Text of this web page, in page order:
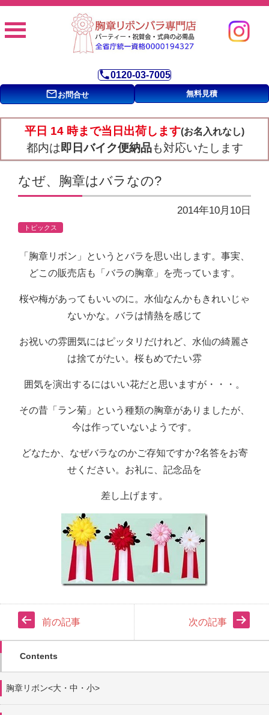
phone0120-03-7005
mail_outlineお問合せ 無料見積
平日 14 時まで当日出荷します(お名入れなし)
都内は即日バイク便納品も対応いたします
なぜ、胸章はバラなの?
2014年10月10日
トピックス
「胸章リボン」というとバラを思い出します。事実、
どこの販売店も「バラの胸章」を売っています。
桜や梅があってもいいのに。水仙なんかもきれいじゃ
ないかな。バラは情熱を感じて
お祝いの雰囲気にはピッタリだけれど、水仙の綺麗さ
は捨てがたい。桜もめでたい雰
囲気を演出するにはいい花だと思いますが・・・。
その昔「ラン菊」という種類の胸章がありましたが、
今は作っていないようです。
どなたか、なぜバラなのかご存知ですか?名答をお寄
せください。お礼に、記念品を
差し上げます。
前の記事 次の記事
Contents
胸章リボン<大・中・小>